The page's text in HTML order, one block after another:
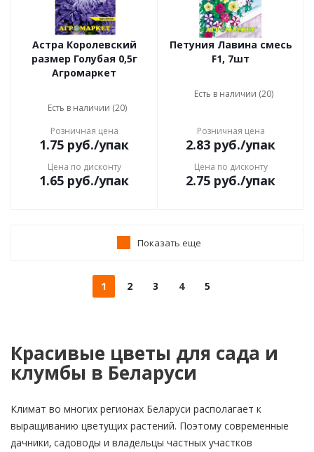
Астра Королевский
размер Голубая 0,5г
Агромаркет
Есть в наличии (20)
Розничная цена
1.75 руб./упак
Цена по дисконту
1.65 руб./упак
Петуния Лавина смесь
F1, 7шт
Есть в наличии (20)
Розничная цена
2.83 руб./упак
Цена по дисконту
2.75 руб./упак
Показать еще
1 2 3 4 5
Красивые цветы для сада и
клумбы в Беларуси
Климат во многих регионах Беларуси располагает к
выращиванию цветущих растений. Поэтому современные
дачники, садоводы и владельцы частных участков